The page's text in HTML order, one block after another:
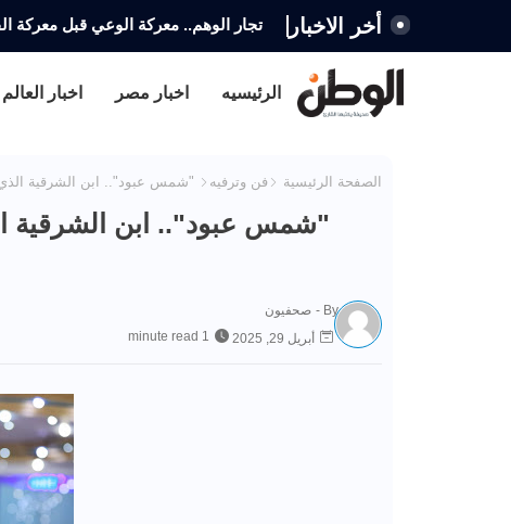
أخر الاخبار تجار الوهم.. معركة الوعي قبل معركة
من إدارة صفحة على مواقع التواصل إلى
الرئيسيه اخبار مصر اخبار العالم
الصفحة الرئيسية فن وترفيه "شمس عبود".. ابن الشرقية
"شمس عبود".. ابن الشرقية
By -
صحفيون
أبريل 29, 2025
1 minute read